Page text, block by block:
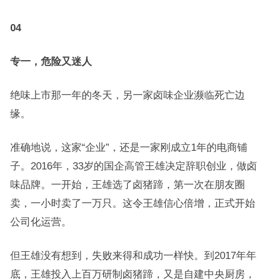
04
专一，危险又迷人
绝味上市那一年的冬天，另一家卤味企业濒临死亡边
缘。
准确地说，这家“企业”，还是一家刚成立1年的电商铺
子。2016年，33岁的国企高管王雄决定辞职创业，做卤
味品牌。一开始，王雄选了卤猪蹄，第一次在朋友圈
卖，一小时卖了一万只。这令王雄信心倍增，正式开始
公司化运营。
但王雄没有想到，失败来得和成功一样快。到2017年年
底，王雄投入上百万研制卤猪蹄，又是自建中央厨房，